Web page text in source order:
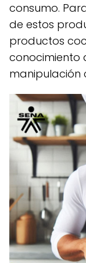
consumo.
de estos
productos
conocimiento
manipulación